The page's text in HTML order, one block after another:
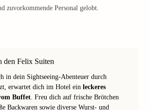
zuvorkommende Personal gelobt.
Felix Suiten
in dein Sightseeing-Abenteuer durch
erwartet dich im Hotel ein leckeres
Buffet. Freu dich auf frische Brötchen
Backwaren sowie diverse Wurst- und